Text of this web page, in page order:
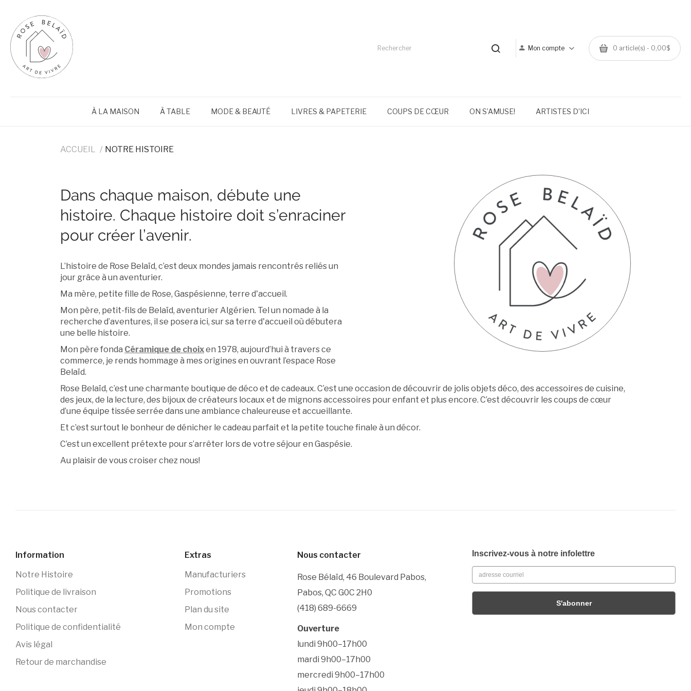
Mon compte 0 article(s) - 0,00$
À LA MAISON À TABLE MODE & BEAUTÉ LIVRES & PAPETERIE COUPS DE CŒUR ON S’AMUSE! ARTISTES D’ICI
ACCUEIL NOTRE HISTOIRE
Dans chaque maison, débute une
histoire. Chaque histoire doit s’enraciner
pour créer l’avenir.
L’histoire de Rose Belaïd, c’est deux mondes jamais rencontrés reliés un
jour grâce à un aventurier.
Ma mère, petite fille de Rose, Gaspésienne, terre d'accueil.
Mon père, petit-fils de Belaïd, aventurier Algérien. Tel un nomade à la
recherche d’aventures, il se posera ici, sur sa terre d'accueil où débutera
une belle histoire.
Mon père fonda Céramique de choixen 1978, aujourd’hui à travers ce
commerce, je rends hommage à mes origines en ouvrant l’espace Rose
Belaïd.
Rose Belaïd, c’est une charmante boutique de déco et de cadeaux. C’est une occasion de découvrir de jolis objets déco, des accessoires de cuisine,
des jeux, de la lecture, des bijoux de créateurs locaux et de mignons accessoires pour enfant et plus encore. C’est découvrir les coups de cœur
d’une équipe tissée serrée dans une ambiance chaleureuse et accueillante.
Et c’est surtout le bonheur de dénicher le cadeau parfait et la petite touche finale à un décor.
C’est un excellent prétexte pour s’arrêter lors de votre séjour en Gaspésie.
Au plaisir de vous croiser chez nous!
Information
Notre Histoire
Politique de livraison
Nous contacter
Politique de confidentialité
Avis légal
Retour de marchandise
Extras
Manufacturiers
Promotions
Plan du site
Mon compte
Nous contacter
Rose Bélaïd, 46 Boulevard Pabos,
Pabos, QC G0C 2H0
(418) 689-6669
Ouverture
lundi 9h00–17h00
mardi 9h00–17h00
mercredi 9h00–17h00
Inscrivez-vous à notre infolettre